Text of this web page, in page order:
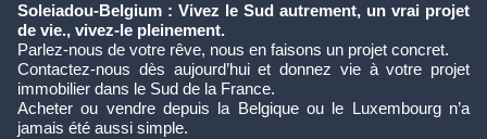
Soleiadou-Belgium : Vivez le Sud autrement, un vrai projet
de vie., vivez-le pleinement.
Parlez-nous de votre rêve, nous en faisons un projet concret.
Contactez-nous dès aujourd’hui et donnez vie à votre projet
immobilier dans le Sud de la France.
Acheter ou vendre depuis la Belgique ou le Luxembourg n’a
jamais été aussi simple.